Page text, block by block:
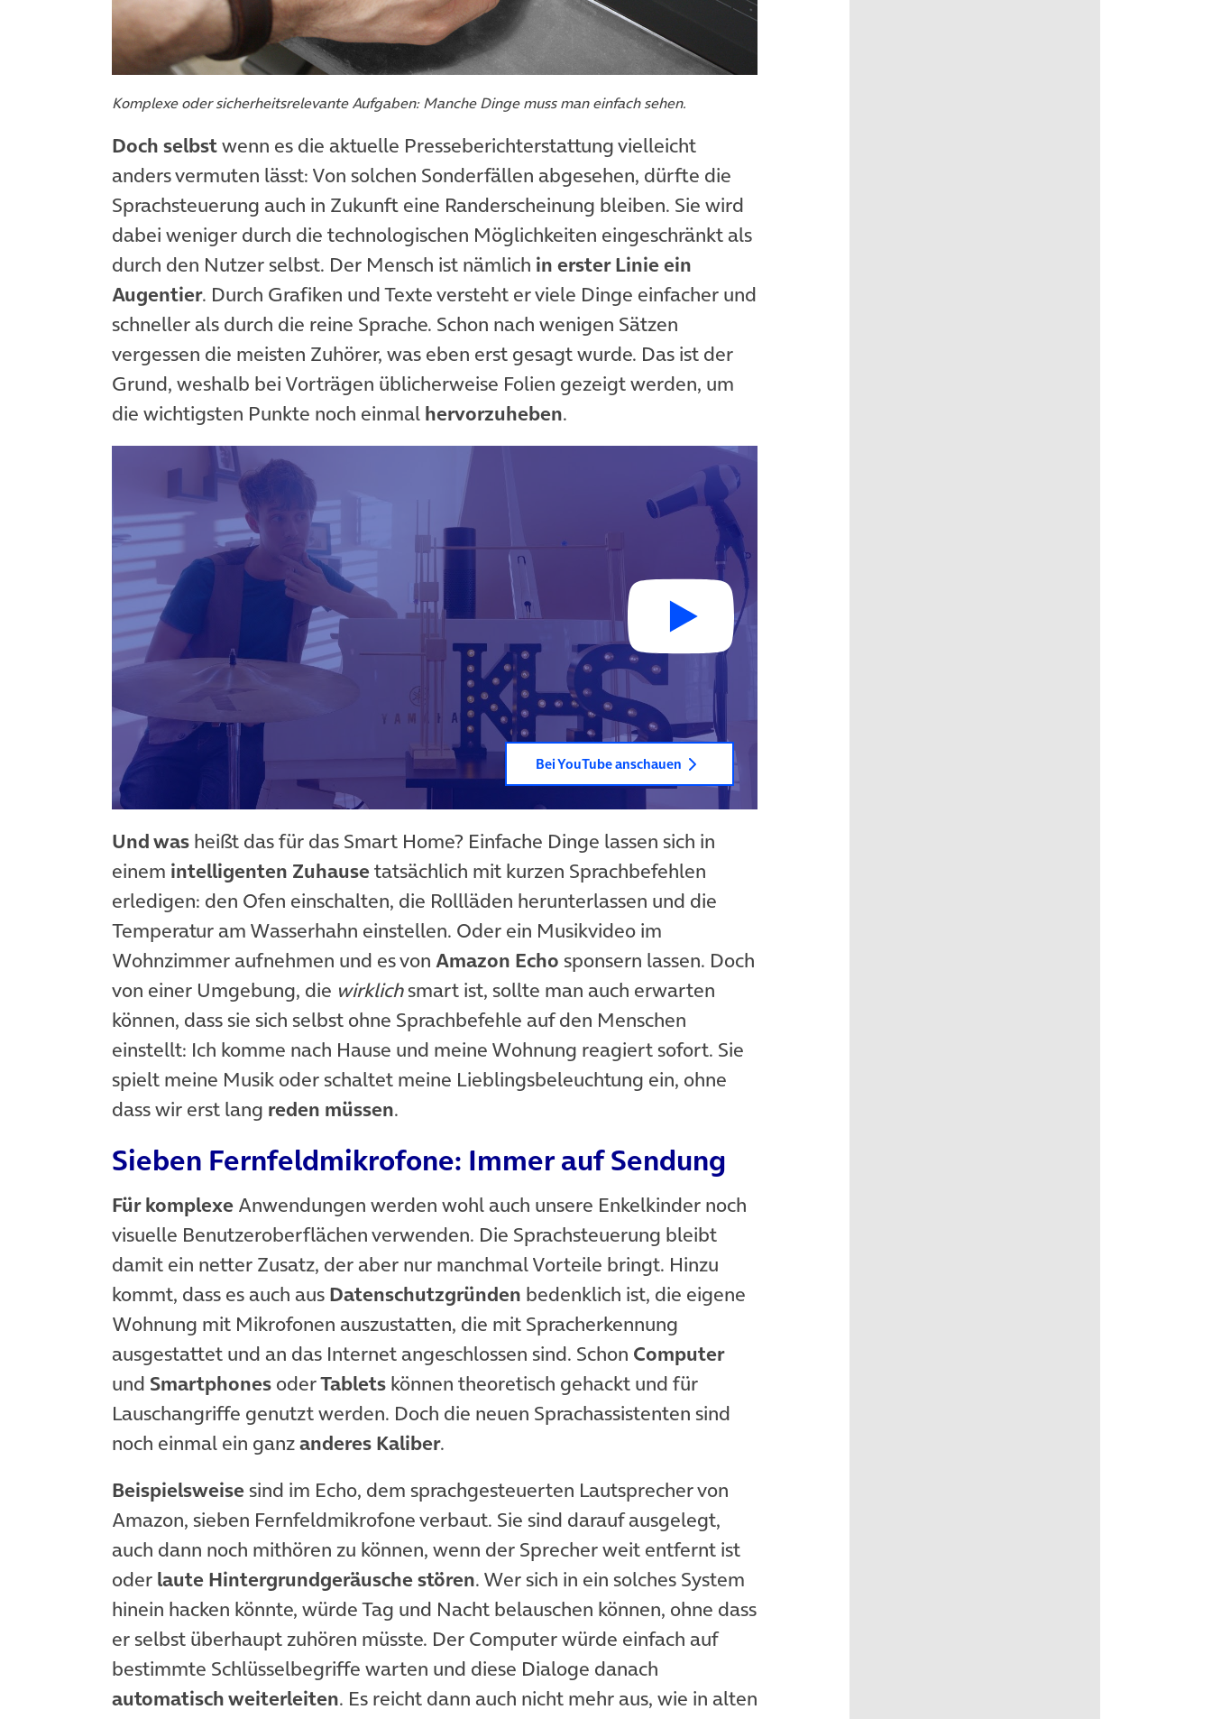
Komplexe oder sicherheitsrelevante Aufgaben: Manche Dinge muss man einfach sehen.
Doch selbstwenn es die aktuelle Presseberichterstattung vielleicht
anders vermuten lässt: Von solchen Sonderfällen abgesehen, dürfte die
Sprachsteuerung auch in Zukunft eine Randerscheinung bleiben. Sie wird
dabei weniger durch die technologischen Möglichkeiten eingeschränkt als
durch den Nutzer selbst. Der Mensch ist nämlich in erster Linie ein
Augentier. Durch Grafiken und Texte versteht er viele Dinge einfacher und
schneller als durch die reine Sprache. Schon nach wenigen Sätzen
vergessen die meisten Zuhörer, was eben erst gesagt wurde. Das ist der
Grund, weshalb bei Vorträgen üblicherweise Folien gezeigt werden, um
die wichtigsten Punkte noch einmal hervorzuheben.
Bei YouTube anschauen
Und was heißt das für das Smart Home? Einfache Dinge lassen sich in
einem intelligenten Zuhausetatsächlich mit kurzen Sprachbefehlen
erledigen: den Ofen einschalten, die Rollläden herunterlassen und die
Temperatur am Wasserhahn einstellen. Oder ein Musikvideo im
Wohnzimmer aufnehmen und es von Amazon Echo sponsern lassen. Doch
von einer Umgebung, die wirklichsmart ist, sollte man auch erwarten
können, dass sie sich selbst ohne Sprachbefehle auf den Menschen
einstellt: Ich komme nach Hause und meine Wohnung reagiert sofort. Sie
spielt meine Musik oder schaltet meine Lieblingsbeleuchtung ein, ohne
dass wir erst lang reden müssen.
Sieben Fernfeldmikrofone: Immer auf Sendung
Für komplexe Anwendungen werden wohl auch unsere Enkelkinder noch
visuelle Benutzeroberflächen verwenden. Die Sprachsteuerung bleibt
damit ein netter Zusatz, der aber nur manchmal Vorteile bringt. Hinzu
kommt, dass es auch aus Datenschutzgründen bedenklich ist, die eigene
Wohnung mit Mikrofonen auszustatten, die mit Spracherkennung
ausgestattet und an das Internet angeschlossen sind. Schon Computer
und Smartphones oderTablets können theoretisch gehackt und für
Lauschangriffe genutzt werden. Doch die neuen Sprachassistenten sind
noch einmal ein ganzanderes Kaliber.
Beispielsweisesind im Echo, dem sprachgesteuerten Lautsprecher von
Amazon, sieben Fernfeldmikrofone verbaut. Sie sind darauf ausgelegt,
auch dann noch mithören zu können, wenn der Sprecher weit entfernt ist
oder laute Hintergrundgeräusche stören. Wer sich in ein solches System
hinein hacken könnte, würde Tag und Nacht belauschen können, ohne dass
er selbst überhaupt zuhören müsste. Der Computer würde einfach auf
bestimmte Schlüsselbegriffe warten und diese Dialoge danach
automatisch weiterleiten. Es reicht dann auch nicht mehr aus, wie in alten